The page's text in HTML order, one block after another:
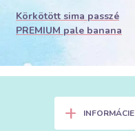
Körkötött sima passzé
PREMIUM pale banana
+ INFORMÁCIE